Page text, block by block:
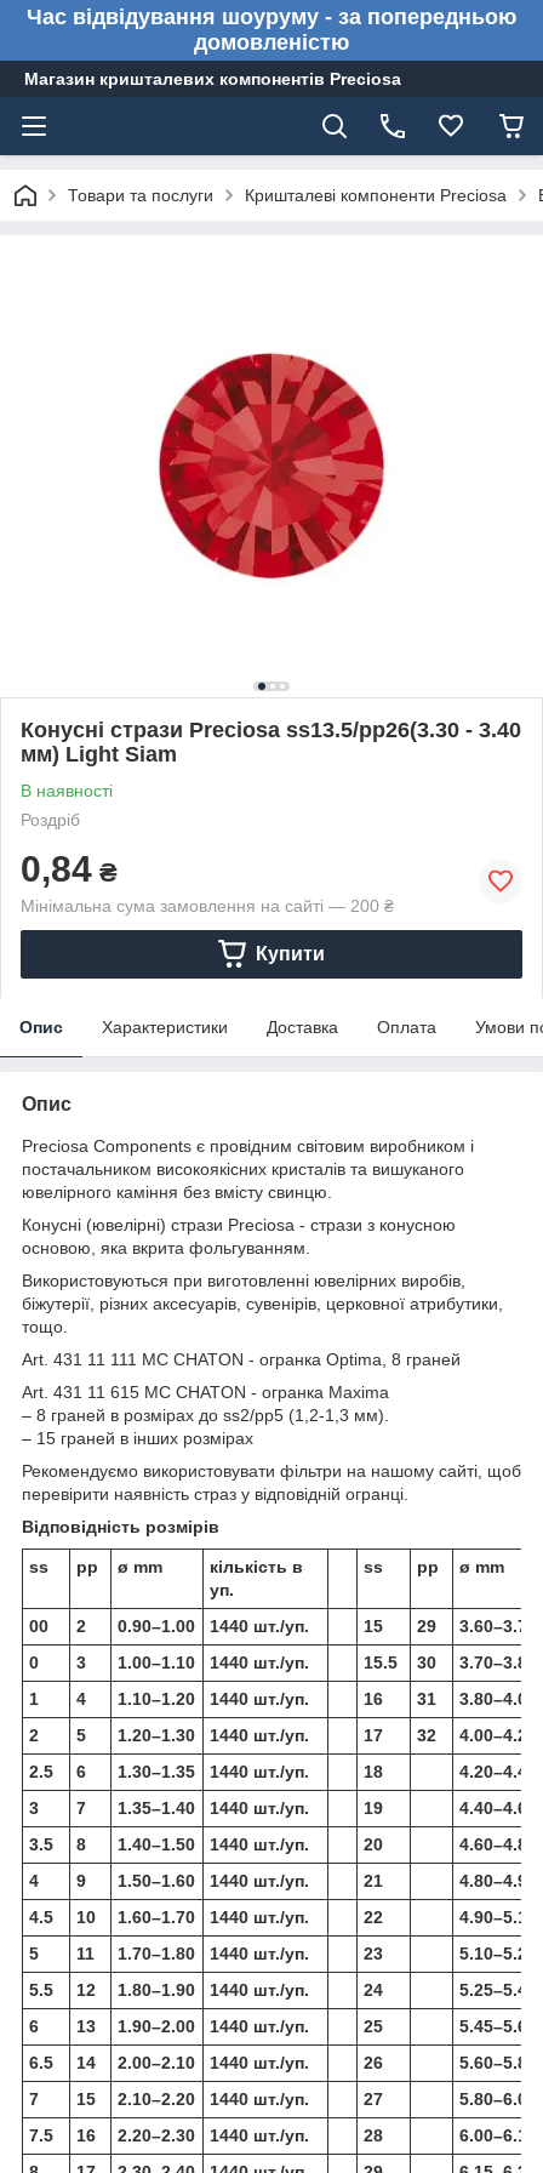
Час відвідування шоуруму - за попередньою
домовленістю
Магазин кришталевих компонентів Preciosa
Товари та послуги Кришталеві компоненти Preciosa
Конусні стрази Preciosa ss13.5/pp26(3.30 - 3.40
мм) Light Siam
В наявності
Роздріб
0,84 ₴
Мінімальна сума замовлення на сайті — 200 ₴
Купити
Опис Характеристики Доставка Оплата Умови
Опис
Preciosa Components є провідним світовим виробником і
постачальником високоякісних кристалів та вишуканого
ювелірного каміння без вмісту свинцю.
Конусні (ювелірні) стрази Preciosa - стрази з конусною
основою, яка вкрита фольгуванням.
Використовуються при виготовленні ювелірних виробів,
біжутерії, різних аксесуарів, сувенірів, церковної атрибутики,
тощо.
Art. 431 11 111 MC CHATON - огранка Optima, 8 граней
Art. 431 11 615 MC CHATON - огранка Maxima
– 8 граней в розмірах до ss2/pp5 (1,2-1,3 мм).
– 15 граней в інших розмірах
Рекомендуємо використовувати фільтри на нашому сайті, щоб
перевірити наявність страз у відповідній огранці.
Відповідність розмірів
ss pp ø mm
кількість в
уп.
ss pp ø mm
00 2 0.90–1.00 1440 шт./уп. 15 29
3.60–3.70
0
3 1.00–1.10 1440 шт./уп. 15.5 30
3.70–3.80
1
4 1.10–1.20 1440 шт./уп. 16 31
3.80–4.00
2
5 1.20–1.30 1440 шт./уп. 17 32
4.00–4.20
2.5
6 1.30–1.35 1440 шт./уп. 18
4.20–4.40
3
7 1.35–1.40 1440 шт./уп. 19
4.40–4.60
3.5
8 1.40–1.50 1440 шт./уп. 20
4.60–4.80
4
9 1.50–1.60 1440 шт./уп. 21
4.80–4.90
4.5
10 1.60–1.70 1440 шт./уп. 22
4.90–5.10
5
11 1.70–1.80 1440 шт./уп. 23
5.10–5.25
5.5
12 1.80–1.90 1440 шт./уп. 24
5.25–5.45
6
13 1.90–2.00 1440 шт./уп. 25
5.45–5.60
6.5
14 2.00–2.10 1440 шт./уп. 26
5.60–5.80
7
15 2.10–2.20 1440 шт./уп. 27
5.80–6.00
7.5
16 2.20–2.30 1440 шт./уп. 28
6.00–6.15